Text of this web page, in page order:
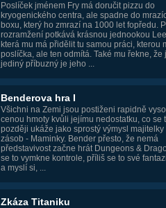
Poslíček jménem Fry má doručit pizzu do
kryogenického centra, ale spadne do
boxu, který ho zmrazí na 1000 let fopředu.
rozramžení potkává krásnou jednookou
která mu má přidělit tu samou práci, kterou
poslíčka, ale ten odmítá. Také mu řekne, že
jediný příbuzný je jeho ...
Benderova hra I
Všichni na Zemi jsou postiženi rapidně
cenou hmoty kvůli jejímu nedostatku, co se
později ukáže jako sprostý výmysl majitelky
zásob - Maminky. Bender přesto, že nemá
představivost začne hrát Dungeons &
se to vymkne kontrole, příliš se to své
a myslí si, ...
Zkáza Titaniku